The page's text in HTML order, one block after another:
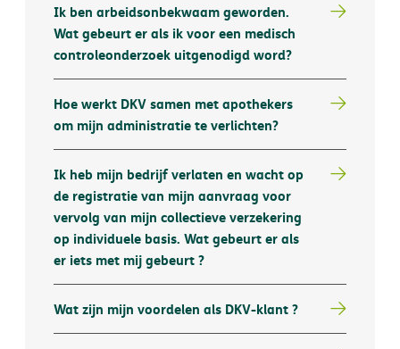
Ik ben arbeidsonbekwaam geworden.
Wat gebeurt er als ik voor een medisch
controleonderzoek uitgenodigd word?
Hoe werkt DKV samen met apothekers
om mijn administratie te verlichten?
Ik heb mijn bedrijf verlaten en wacht op
de registratie van mijn aanvraag voor
vervolg van mijn collectieve verzekering
op individuele basis. Wat gebeurt er als
er iets met mij gebeurt ?
Wat zijn mijn voordelen als DKV-klant ?